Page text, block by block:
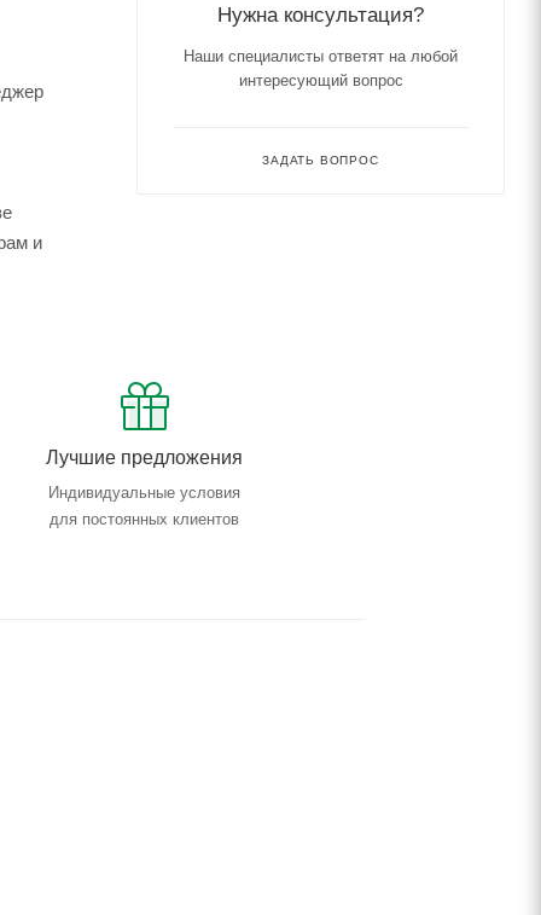
и
Лучшие предложения
Индивидуальные условия
для постоянных клиентов
Нужна консультация?
Наши специалисты ответят на любой
интересующий вопрос
ЗАДАТЬ ВОПРОС